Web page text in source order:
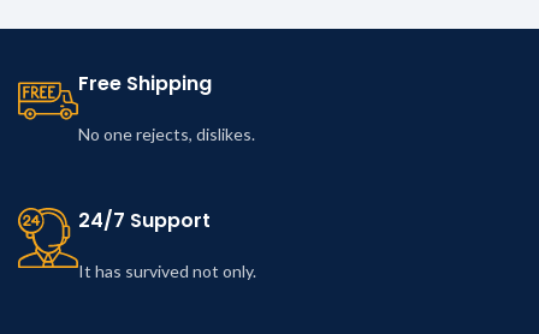
Free Shipping
No one rejects, dislikes.
24/7 Support
It has survived not only.